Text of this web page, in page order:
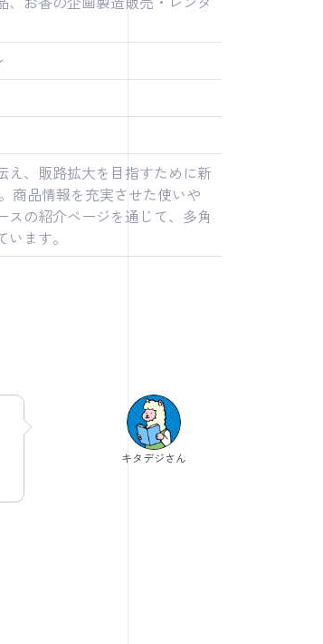
え、販路拡大を目指すために新
商品情報を充実させた使いや
スの紹介ページを通じて、多角
ます。
キタデジさん